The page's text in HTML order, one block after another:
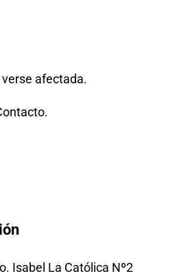
afectada.
Isabel La Católica Nº2